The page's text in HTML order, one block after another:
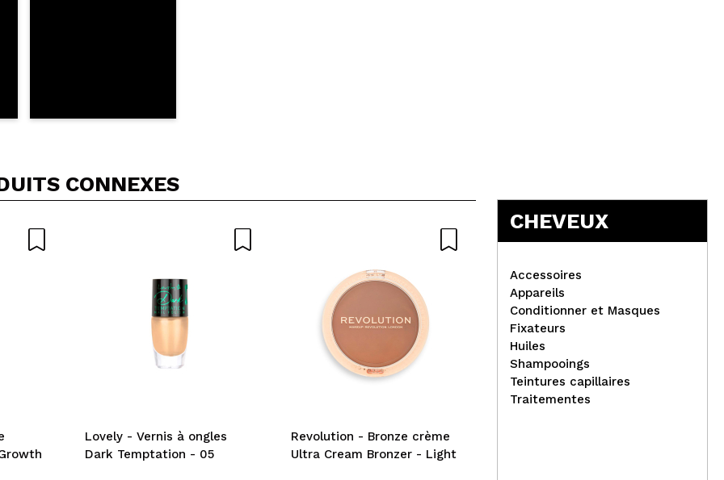
CONNEXES
Lovely - Vernis à ongles
Dark Temptation - 05
Revolution - Bronze crème
Ultra Cream Bronzer - Light
Danessa Myricks Beauty -
Colorfix Mattes - Latte
CHEVEUX
Accessoires
Appareils
Conditionner et Masques
Fixateurs
Huiles
Shampooings
Teintures capillaires
Traitementes